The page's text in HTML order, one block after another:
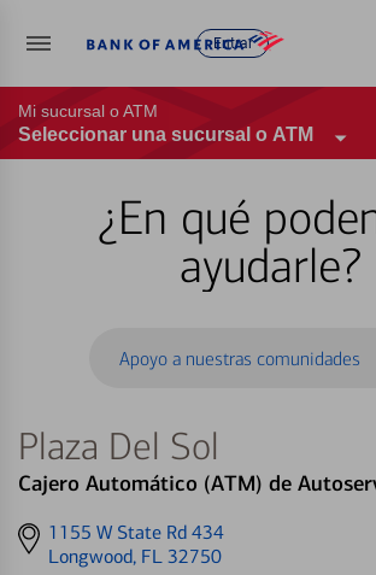
Entrar
Mi sucursal o ATM
Seleccionar una sucursal o ATM
¿En qué
ayudarle?
Apoyo a nuestras comunidades
Plaza Del Sol
Cajero Automático (ATM) de
Get
directions
1155 W State Rd 434
Longwood, FL 32750